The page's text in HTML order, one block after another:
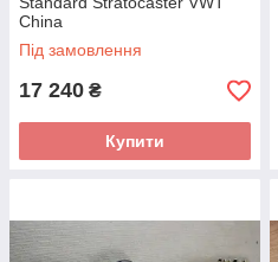
China
Під замовлення
17 240 ₴
Купити